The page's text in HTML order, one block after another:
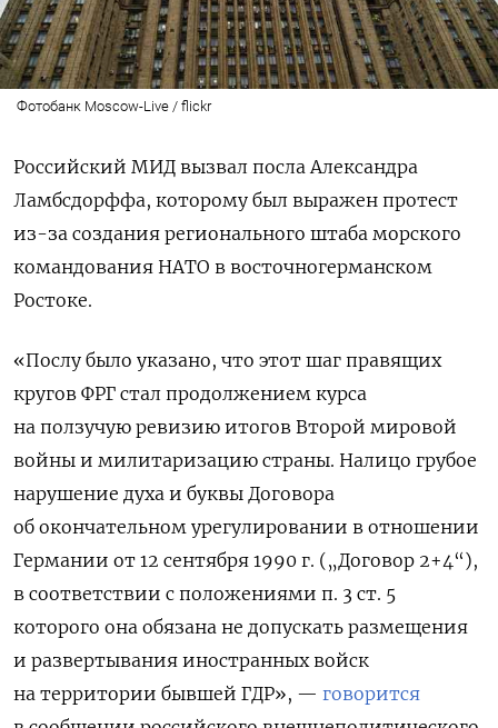
Фотобанк Moscow-Live / flickr
Российский МИД вызвал посла Александра
Ламбсдорффа, которому был выражен протест
из-за создания регионального штаба морского
командования НАТО в восточногерманском
Ростоке.
«Послу было указано, что этот шаг правящих
кругов ФРГ стал продолжением курса
на ползучую ревизию итогов Второй мировой
войны и милитаризацию страны. Налицо грубое
нарушение духа и буквы Договора
об окончательном урегулировании в отношении
Германии от 12 сентября 1990 г. („Договор 2+4“),
в соответствии с положениями п. 3 ст. 5
которого она обязана не допускать размещения
и развертывания иностранных войск
на территории бывшей ГДР», — говорится